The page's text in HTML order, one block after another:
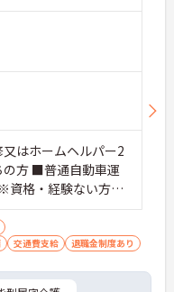
はホームヘルパー2
の方 ■普通自動車運
資格・経験ない方も
交通費支給 退職金制度あり